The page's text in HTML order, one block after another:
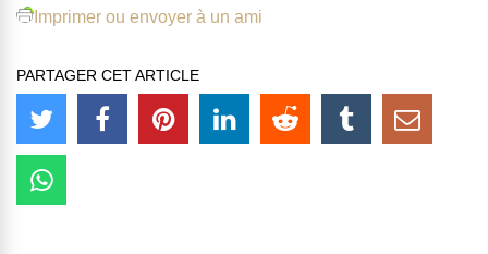
Imprimer ou envoyer à un ami
PARTAGER CET ARTICLE